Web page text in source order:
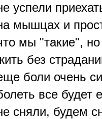
успели
мышцах и
мы "такие",
без
боли очень
все
сняли, будем